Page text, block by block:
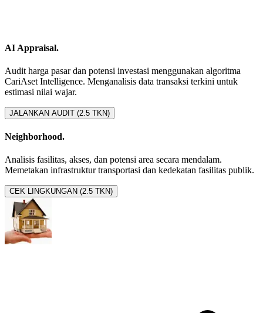
AI Appraisal.
Audit harga pasar dan potensi investasi menggunakan algoritma
CariAset Intelligence. Menganalisis data transaksi terkini untuk
estimasi nilai wajar.
JALANKAN AUDIT (2.5 TKN)
Neighborhood.
Analisis fasilitas, akses, dan potensi area secara mendalam.
Memetakan infrastruktur transportasi dan kedekatan fasilitas publik.
CEK LINGKUNGAN (2.5 TKN)